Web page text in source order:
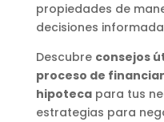
propiedades de
decisiones
Descubre consejos
proceso de
hipotecapara tus
estrategias para